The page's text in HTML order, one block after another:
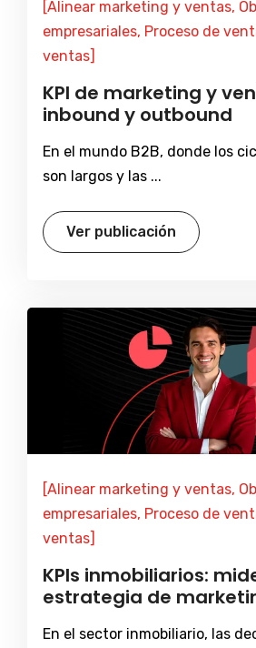
[Alinear marketing y ventas,
empresariales, Proceso de
ventas]
KPI de marketing y
inbound y outbound
En el mundo B2B, donde los
son largos y las ...
Ver publicación
[Alinear marketing y ventas,
empresariales, Proceso de
ventas]
KPIs inmobiliarios:
estrategia de
En el sector inmobiliario, las